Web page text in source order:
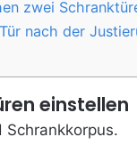
zwei
nach der
einstellen
Schrankkorpus.